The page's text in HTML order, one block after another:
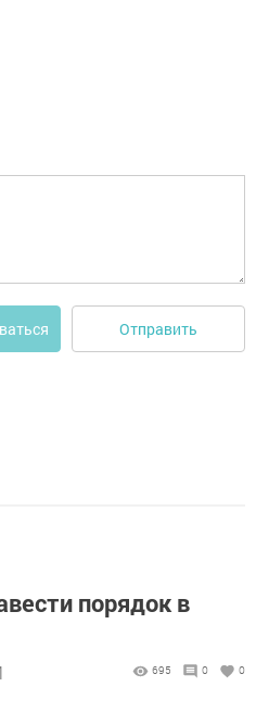
Отправить
порядок в
695 0 0